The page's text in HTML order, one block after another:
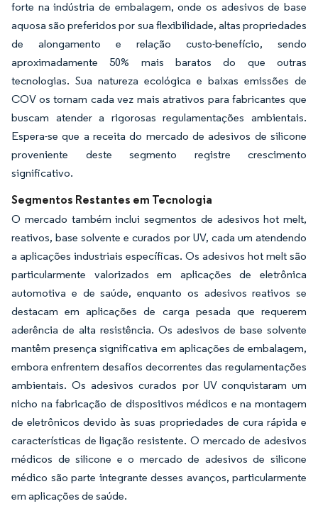
forte na indústria de embalagem, onde os adesivos de base
aquosa são preferidos por sua flexibilidade, altas propriedades
de alongamento e relação custo-benefício, sendo
aproximadamente 50% mais baratos do que outras
tecnologias. Sua natureza ecológica e baixas emissões de
COV os tornam cada vez mais atrativos para fabricantes que
buscam atender a rigorosas regulamentações ambientais.
Espera-se que a receita do mercado de adesivos de silicone
proveniente deste segmento registre crescimento
significativo.
Segmentos Restantes em Tecnologia
O mercado também inclui segmentos de adesivos hot melt,
reativos, base solvente e curados por UV, cada um atendendo
a aplicações industriais específicas. Os adesivos hot melt são
particularmente valorizados em aplicações de eletrônica
automotiva e de saúde, enquanto os adesivos reativos se
destacam em aplicações de carga pesada que requerem
aderência de alta resistência. Os adesivos de base solvente
mantêm presença significativa em aplicações de embalagem,
embora enfrentem desafios decorrentes das regulamentações
ambientais. Os adesivos curados por UV conquistaram um
nicho na fabricação de dispositivos médicos e na montagem
de eletrônicos devido às suas propriedades de cura rápida e
características de ligação resistente. O mercado de adesivos
médicos de silicone e o mercado de adesivos de silicone
médico são parte integrante desses avanços, particularmente
em aplicações de saúde.